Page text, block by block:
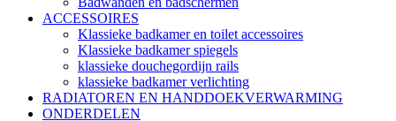
ACCESSOIRES
Klassieke badkamer en toilet accessoires
Klassieke badkamer spiegels
klassieke douchegordijn rails
klassieke badkamer verlichting
RADIATOREN EN HANDDOEKVERWARMING
ONDERDELEN